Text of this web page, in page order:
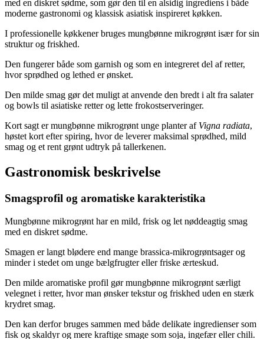
med en diskret sødme, som gør den til en alsidig ingrediens i både
moderne gastronomi og klassisk asiatisk inspireret køkken.
I professionelle køkkener bruges mungbønne mikrogrønt især for sin
struktur og friskhed.
Den fungerer både som garnish og som en integreret del af retter,
hvor sprødhed og lethed er ønsket.
Den milde smag gør det muligt at anvende den bredt i alt fra salater
og bowls til asiatiske retter og lette frokostserveringer.
Kort sagt er mungbønne mikrogrønt unge planter af Vigna radiata,
høstet kort efter spiring, hvor de leverer maksimal sprødhed, mild
smag og et rent grønt udtryk på tallerkenen.
Gastronomisk beskrivelse
Smagsprofil og aromatiske karakteristika
Mungbønne mikrogrønt har en mild, frisk og let nøddeagtig smag
med en diskret sødme.
Smagen er langt blødere end mange brassica-mikrogrøntsager og
minder i stedet om unge bælgfrugter eller friske ærteskud.
Den milde aromatiske profil gør mungbønne mikrogrønt særligt
velegnet i retter, hvor man ønsker tekstur og friskhed uden en stærk
krydret smag.
Den kan derfor bruges sammen med både delikate ingredienser som
fisk og skaldyr og mere kraftige smage som soja, ingefær eller chili.